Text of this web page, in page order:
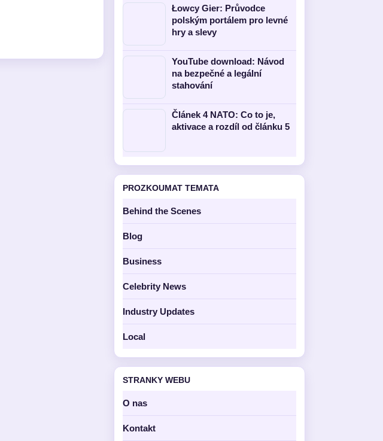
Łowcy Gier: Průvodce
polským portálem pro levné
hry a slevy
YouTube download: Návod
na bezpečné a legální
stahování
Článek 4 NATO: Co to je,
aktivace a rozdíl od článku 5
PROZKOUMAT TEMATA
Behind the Scenes
Blog
Business
Celebrity News
Industry Updates
Local
STRANKY WEBU
O nas
Kontakt